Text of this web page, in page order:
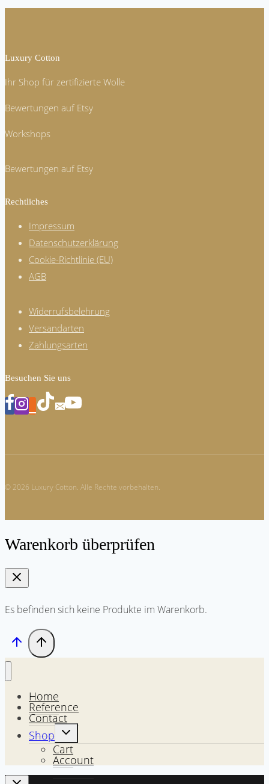
Luxury Cotton
Ihr Shop für zertifizierte Wolle
Bewertungen auf Etsy
Workshops
Bewertungen auf Etsy
Rechtliches
Impressum
Datenschutzerklärung
Cookie-Richtlinie (EU)
AGB
Widerrufsbelehrung
Versandarten
Zahlungsarten
Besuchen Sie uns
© 2026 Luxury Cotton. Alle Rechte vorbehalten.
Warenkorb überprüfen
Es befinden sich keine Produkte im Warenkorb.
Home
Reference
Contact
Shop
Untermenü
umschalten
Cart
Account